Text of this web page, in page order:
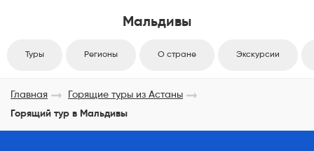
Мальдивы
Туры Регионы О стране Экскурсии
Главная
Горящие туры из Астаны
Горящий тур в Мальдивы